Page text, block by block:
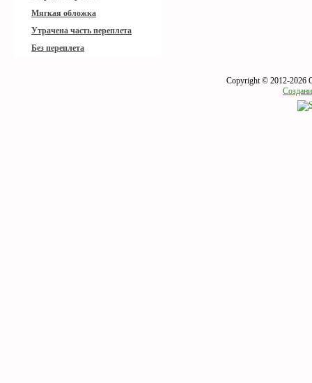
Мягкая обложка
Утрачена часть переплета
Без переплета
Copyright © 2012-2026